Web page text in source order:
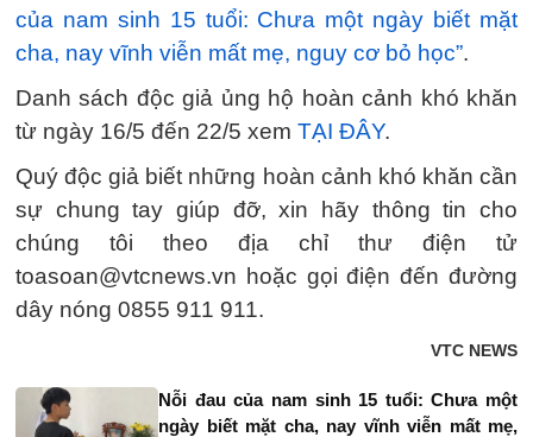
của nam sinh 15 tuổi: Chưa một ngày biết mặt
cha, nay vĩnh viễn mất mẹ, nguy cơ bỏ học”.
Danh sách độc giả ủng hộ hoàn cảnh khó khăn
từ ngày 16/5 đến 22/5 xem TẠI ĐÂY.
Quý độc giả biết những hoàn cảnh khó khăn cần
sự chung tay giúp đỡ, xin hãy thông tin cho
chúng tôi theo địa chỉ thư điện tử
toasoan@vtcnews.vn hoặc gọi điện đến đường
dây nóng 0855 911 911.
VTC NEWS
Nỗi đau của nam sinh 15 tuổi: Chưa một
ngày biết mặt cha, nay vĩnh viễn mất mẹ,